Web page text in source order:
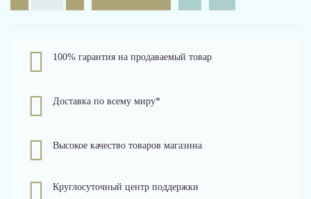
100% гарантия на продаваемый товар
Доставка по всему миру*
Высокое качество товаров магазина
Круглосуточный центр поддержки